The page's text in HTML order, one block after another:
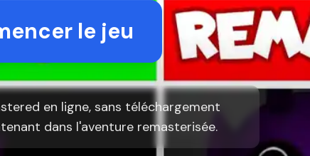
le jeu
en ligne, sans téléchargement
dans l'aventure remasterisée.